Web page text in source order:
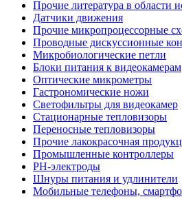
Прочие литература в области
Датчики движения
Прочие микропроцессорные
Проводные дискуссионные
Микробиологические петли
Блоки питания к видеокамерам
Оптические микрометры
Гастрономические ножи
Светофильтры для видеокамер
Стационарные тепловизоры
Переносные тепловизоры
Прочие лакокрасочная
Промышленные контроллеры
PH-электроды
Шнуры питания и удлинители
Мобильные телефоны,